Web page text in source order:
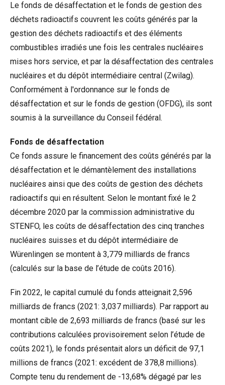
Le fonds de désaffectation et le fonds de gestion des
déchets radioactifs couvrent les coûts générés par la
gestion des déchets radioactifs et des éléments
combustibles irradiés une fois les centrales nucléaires
mises hors service, et par la désaffectation des centrales
nucléaires et du dépôt intermédiaire central (Zwilag).
Conformément à l'ordonnance sur le fonds de
désaffectation et sur le fonds de gestion (OFDG), ils sont
soumis à la surveillance du Conseil fédéral.
Fonds de désaffectation
Ce fonds assure le financement des coûts générés par la
désaffectation et le démantèlement des installations
nucléaires ainsi que des coûts de gestion des déchets
radioactifs qui en résultent. Selon le montant fixé le 2
décembre 2020 par la commission administrative du
STENFO, les coûts de désaffectation des cinq tranches
nucléaires suisses et du dépôt intermédiaire de
Würenlingen se montent à 3,779 milliards de francs
(calculés sur la base de l’étude de coûts 2016).
Fin 2022, le capital cumulé du fonds atteignait 2,596
milliards de francs (2021: 3,037 milliards). Par rapport au
montant cible de 2,693 milliards de francs (basé sur les
contributions calculées provisoirement selon l’étude de
coûts 2021), le fonds présentait alors un déficit de 97,1
millions de francs (2021: excédent de 378,8 millions).
Compte tenu du rendement de -13,68% dégagé par les